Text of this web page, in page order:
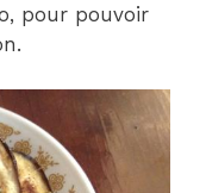
pour pouvoir